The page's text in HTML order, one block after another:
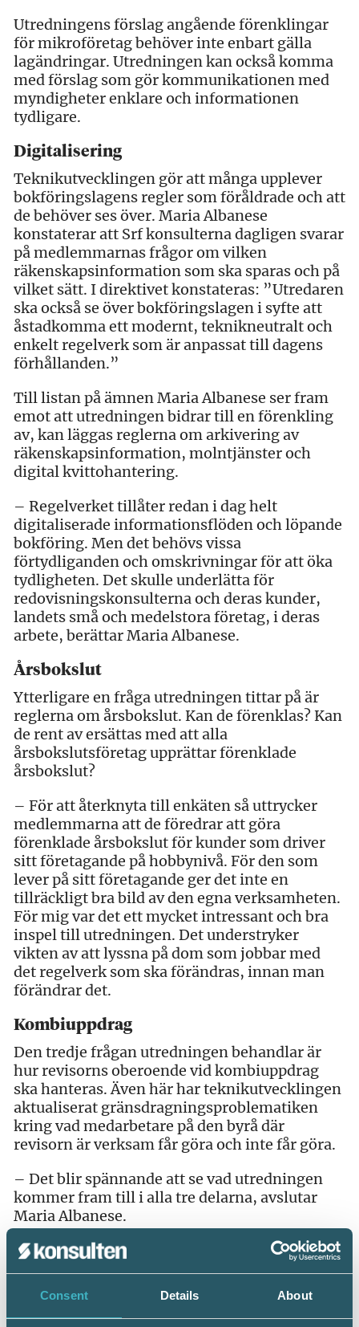
Consent Details About
Utredningens förslag angående förenklingar
för mikroföretag behöver inte enbart gälla
lagändringar. Utredningen kan också komma
med förslag som gör kommunikationen med
myndigheter enklare och informationen
tydligare.
Digitalisering
Teknikutvecklingen gör att många upplever
bokföringslagens regler som föråldrade och att
de behöver ses över. Maria Albanese
konstaterar att Srf konsulterna dagligen svarar
på medlemmarnas frågor om vilken
räkenskapsinformation som ska sparas och på
vilket sätt. I direktivet konstateras: ”Utredaren
ska också se över bokföringslagen i syfte att
åstadkomma ett modernt, teknikneutralt och
enkelt regelverk som är anpassat till dagens
förhållanden.”
Till listan på ämnen Maria Albanese ser fram
emot att utredningen bidrar till en förenkling
av, kan läggas reglerna om arkivering av
räkenskapsinformation, molntjänster och
digital kvittohantering.
– Regelverket tillåter redan i dag helt
digitaliserade informationsflöden och löpande
bokföring. Men det behövs vissa
förtydliganden och omskrivningar för att öka
tydligheten. Det skulle underlätta för
redovisningskonsulterna och deras kunder,
landets små och medelstora företag, i deras
arbete, berättar Maria Albanese.
Årsbokslut
Ytterligare en fråga utredningen tittar på är
reglerna om årsbokslut. Kan de förenklas? Kan
de rent av ersättas med att alla
årsbokslutsföretag upprättar förenklade
årsbokslut?
– För att återknyta till enkäten så uttrycker
medlemmarna att de föredrar att göra
förenklade årsbokslut för kunder som driver
sitt företagande på hobbynivå. För den som
lever på sitt företagande ger det inte en
tillräckligt bra bild av den egna verksamheten.
För mig var det ett mycket intressant och bra
inspel till utredningen. Det understryker
vikten av att lyssna på dom som jobbar med
det regelverk som ska förändras, innan man
förändrar det.
Kombiuppdrag
Den tredje frågan utredningen behandlar är
hur revisorns oberoende vid kombiuppdrag
ska hanteras. Även här har teknikutvecklingen
aktualiserat gränsdragningsproblematiken
kring vad medarbetare på den byrå där
revisorn är verksam får göra och inte får göra.
– Det blir spännande att se vad utredningen
kommer fram till i alla tre delarna, avslutar
Maria Albanese.